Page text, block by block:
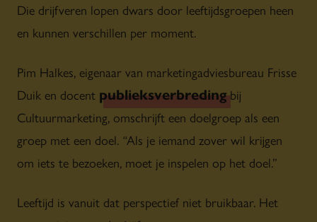
Die drijfveren lopen dwars door leeftijdsgroepen heen
en kunnen verschillen per moment.
Pim Halkes, eigenaar van marketingadviesbureau Frisse
Duik en docent publieksverbredingbij
Cultuurmarketing, omschrijft een doelgroep als een
groep met een doel. “Als je iemand zover wil krijgen
om iets te bezoeken, moet je inspelen op het doel.”
Leeftijd is vanuit dat perspectief niet bruikbaar. Het